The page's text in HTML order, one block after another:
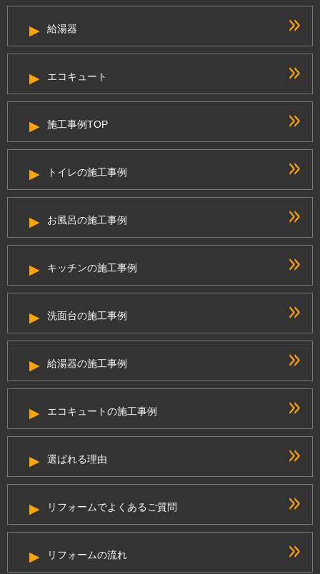
給湯器
エコキュート
施工事例TOP
トイレの施工事例
お風呂の施工事例
キッチンの施工事例
洗面台の施工事例
給湯器の施工事例
エコキュートの施工事例
選ばれる理由
リフォームでよくあるご質問
リフォームの流れ